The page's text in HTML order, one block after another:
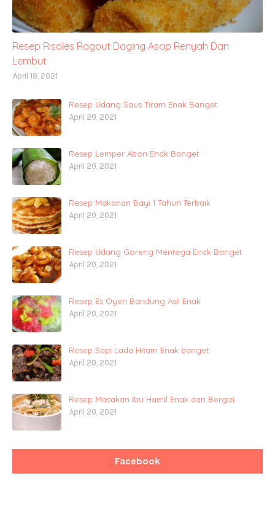
Resep Risoles Ragout Daging Asap Renyah Dan
Lembut
April 19, 2021
Resep Udang Saus Tiram Enak Banget
April 20, 2021
Resep Lemper Abon Enak Banget
April 20, 2021
Resep Makanan Bayi 1 Tahun Terbaik
April 20, 2021
Resep Udang Goreng Mentega Enak Banget
April 20, 2021
Resep Es Oyen Bandung Asli Enak
April 20, 2021
Resep Sapi Lada Hitam Enak banget
April 20, 2021
Resep Masakan Ibu Hamil Enak dan Bergizi
April 20, 2021
Facebook